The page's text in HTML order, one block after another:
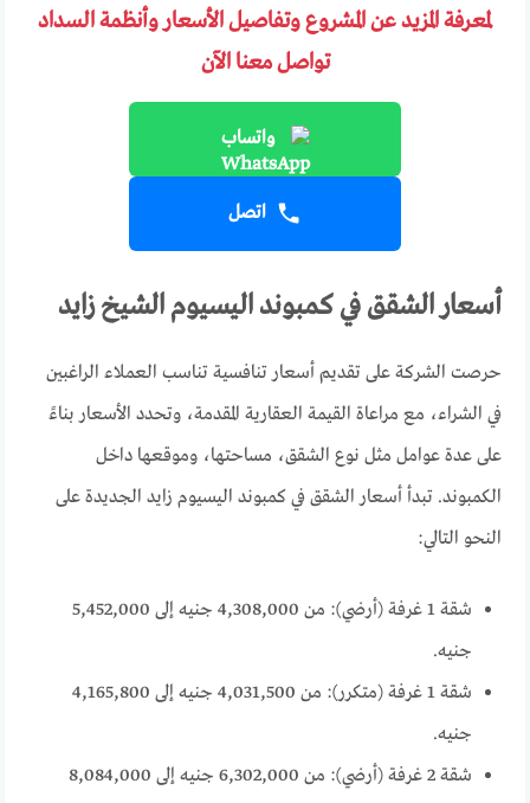
لمعرفة المزيد عن المشروع وتفاصيل الأسعار وأنظمة السداد
تواصل معنا الآن
واتساب
اتصل
أسعار الشقق في كمبوند اليسيوم الشيخ زايد
حرصت الشركة على تقديم أسعار تنافسية تناسب العملاء الراغبين
في الشراء، مع مراعاة القيمة العقارية المقدمة، وتحدد الأسعار بناءً
على عدة عوامل مثل نوع الشقق، مساحتها، وموقعها داخل
الكمبوند. تبدأ أسعار الشقق في كمبوند اليسيوم زايد الجديدة على
النحو التالي:
شقة 1 غرفة (أرضي): من 4,308,000 جنيه إلى 5,452,000
جنيه.
شقة 1 غرفة (متكرر): من 4,031,500 جنيه إلى 4,165,800
جنيه.
شقة 2 غرفة (أرضي): من 6,302,000 جنيه إلى 8,084,000